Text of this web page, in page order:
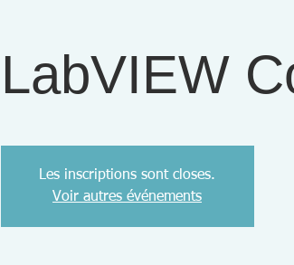
LabVIEW
Les inscriptions sont closes.
Voir autres événements